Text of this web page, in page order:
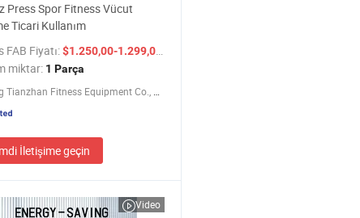
Press Spor Fitness Vücut
Ticari Kullanım
FAB Fiyatı:$1.250,00-1.299,00 / Parça
miktar: 1 Parça
İletişime geçin
Video